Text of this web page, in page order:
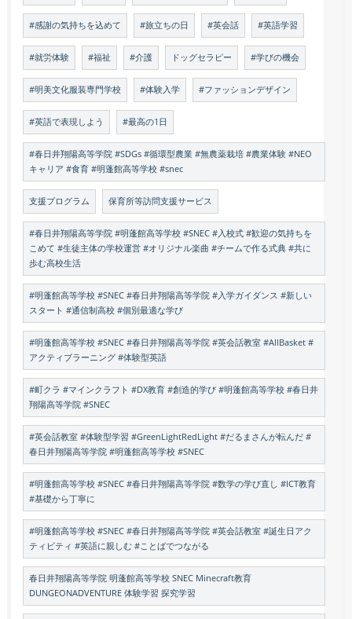
#感謝の気持ちを込めて #旅立ちの日 #英会話 #英語学習
#就労体験 #福祉 #介護 ドッグセラピー #学びの機会
#明美文化服装専門学校 #体験入学 #ファッションデザイン
#英語で表現しよう #最高の1日
#春日井翔陽高等学院 #SDGs #循環型農業 #無農薬栽培 #農業体験 #NEO
キャリア #食育 #明蓬館高等学校 #snec
支援プログラム 保育所等訪問支援サービス
#春日井翔陽高等学院 #明蓬館高等学校 #SNEC #入校式 #歓迎の気持ちを
こめて #生徒主体の学校運営 #オリジナル楽曲 #チームで作る式典 #共に
歩む高校生活
#明蓬館高等学校 #SNEC #春日井翔陽高等学院 #入学ガイダンス #新しい
スタート #通信制高校 #個別最適な学び
#明蓬館高等学校 #SNEC #春日井翔陽高等学院 #英会話教室 #AllBasket #
アクティブラーニング #体験型英語
#町クラ #マインクラフト #DX教育 #創造的学び #明蓬館高等学校 #春日井
翔陽高等学院 #SNEC
#英会話教室 #体験型学習 #GreenLightRedLight #だるまさんが転んだ #
春日井翔陽高等学院 #明蓬館高等学校 #SNEC
#明蓬館高等学校 #SNEC #春日井翔陽高等学院 #数学の学び直し #ICT教育
#基礎から丁寧に
#明蓬館高等学校 #SNEC #春日井翔陽高等学院 #英会話教室 #誕生日アク
ティビティ #英語に親しむ #ことばでつながる
春日井翔陽高等学院 明蓬館高等学校 SNEC Minecraft教育
DUNGEONADVENTURE 体験学習 探究学習